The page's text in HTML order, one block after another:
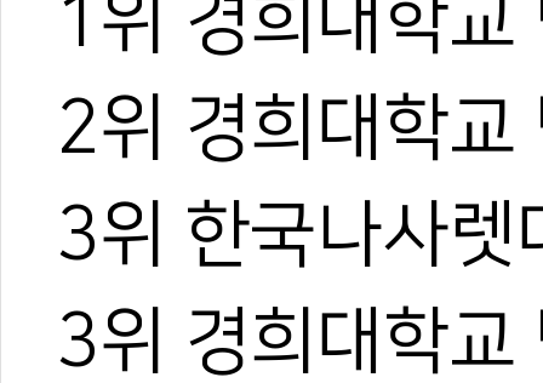
1위 경희대학교
2위 경희대학교
3위 한국나사렛
3위 경희대학교